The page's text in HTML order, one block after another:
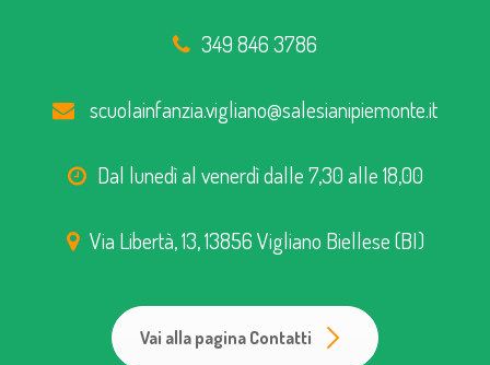
349 846 3786
scuolainfanzia.vigliano@salesianipiemonte.it
Dal lunedì al venerdì dalle 7,30 alle 18,00
Via Libertà, 13, 13856 Vigliano Biellese (BI)
Vai alla pagina Contatti